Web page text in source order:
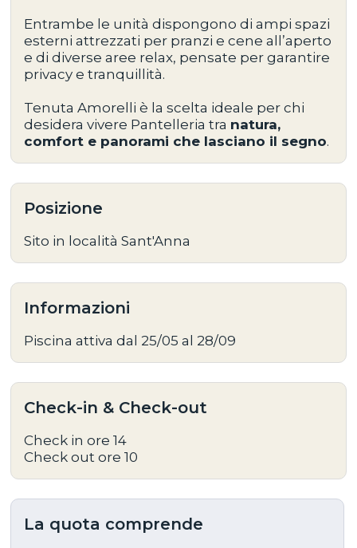
Entrambe le unità dispongono diampi spazi
esterni attrezzati per pranzi e cene all’aperto
e di diversearee relax, pensate per garantire
privacy e tranquillità.
Tenuta Amorelli è la scelta ideale per chi
desidera vivere Pantelleria tra natura,
comfort e panorami che lasciano il segno.
Posizione
Sito in località Sant'Anna
Informazioni
Piscina attiva dal 25/05 al 28/09
Check-in & Check-out
Check in ore 14
Check out ore 10
La quota comprende